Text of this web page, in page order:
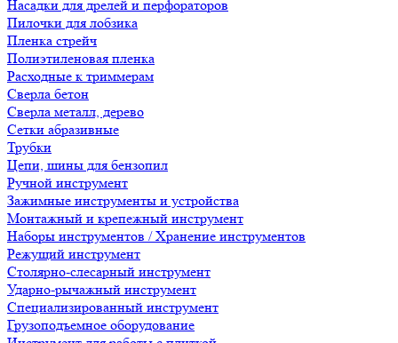
Насадки для дрелей и перфораторов
Пилочки для лобзика
Пленка стрейч
Полиэтиленовая пленка
Расходные к триммерам
Сверла бетон
Сверла металл, дерево
Сетки абразивные
Трубки
Цепи, шины для бензопил
Ручной инструмент
Зажимные инструменты и устройства
Монтажный и крепежный инструмент
Наборы инструментов / Хранение инструментов
Режущий инструмент
Столярно-слесарный инструмент
Ударно-рычажный инструмент
Специализированный инструмент
Грузоподъемное оборудование